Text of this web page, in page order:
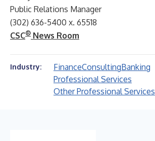
Public Relations Manager
(302) 636-5400 x. 65518
CSC® News Room
Industry: FinanceConsultingBanking
Professional Services
Other Professional Services